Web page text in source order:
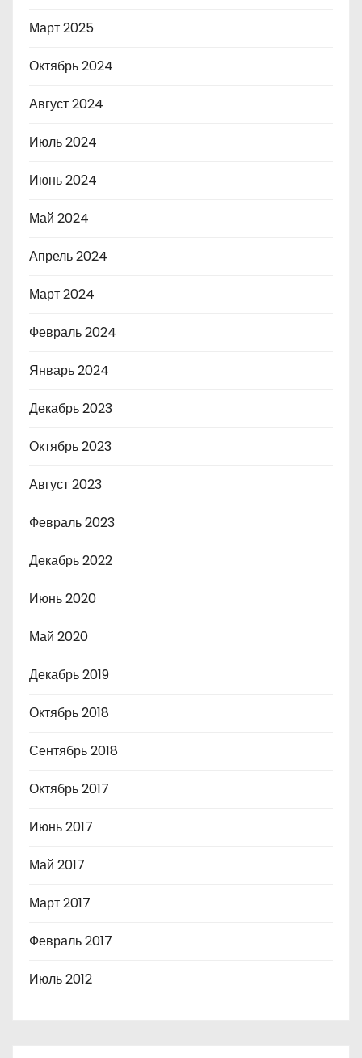
Март 2025
Октябрь 2024
Август 2024
Июль 2024
Июнь 2024
Май 2024
Апрель 2024
Март 2024
Февраль 2024
Январь 2024
Декабрь 2023
Октябрь 2023
Август 2023
Февраль 2023
Декабрь 2022
Июнь 2020
Май 2020
Декабрь 2019
Октябрь 2018
Сентябрь 2018
Октябрь 2017
Июнь 2017
Май 2017
Март 2017
Февраль 2017
Июль 2012